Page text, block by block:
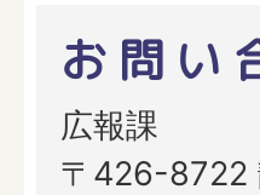
お問い
広報課
〒426-8722